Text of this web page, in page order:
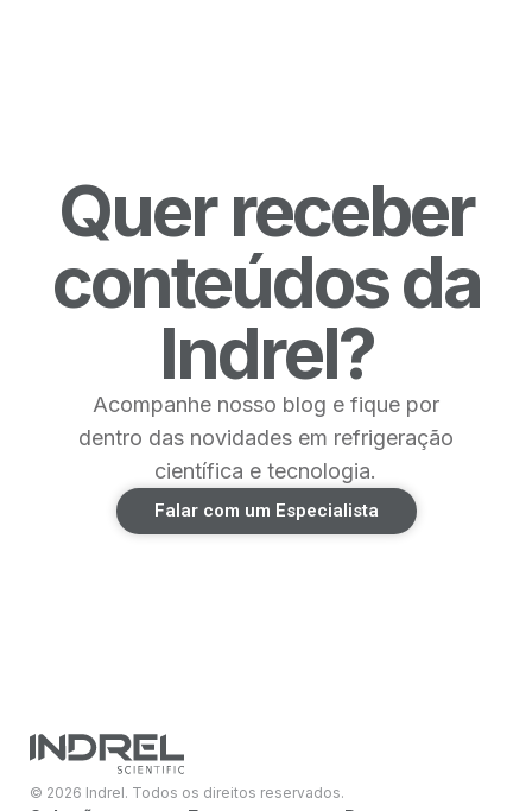
Quer receber
conteúdos da
Indrel?
Acompanhe nosso blog e fique por
dentro das novidades em refrigeração
científica e tecnologia.
Falar com um Especialista
© 2026 Indrel. Todos os direitos reservados.